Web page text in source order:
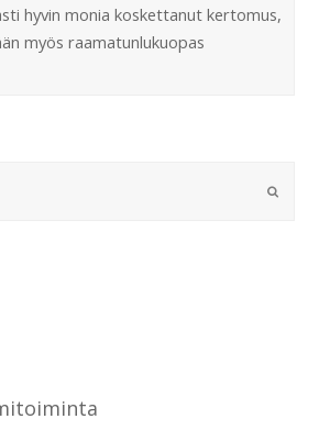
hyvin monia koskettanut kertomus,
myös raamatunlukuopas